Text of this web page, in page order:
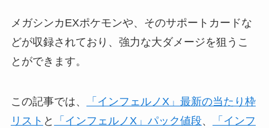
メガシンカEXポケモンや、そのサポートカードな
どが収録されており、強力な大ダメージを狙うこ
とができます。
この記事では、
「インフェルノX」最新の当たり枠
リスト と 「インフェルノX」パック値段、
「インフ